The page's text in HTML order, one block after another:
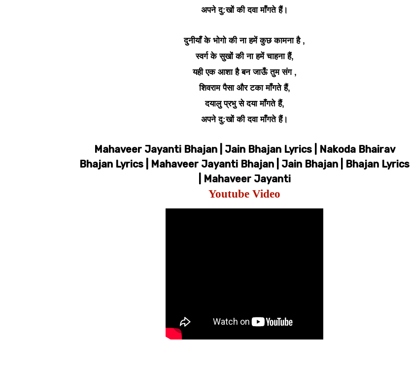
अपने दु:खों की दवा माँगते हैं।
दुनीयाँ के भोगो की ना हमें कुछ कामना है ,
स्वर्ग के सुखों की ना हमें चाहना हैं,
यही एक आशा है बन जाऊँ तुम संग ,
शिवराम पैसा और टका माँगते हैं,
दयालु प्रभु से दया माँगते हैं,
अपने दु:खों की दवा माँगते हैं।
Mahaveer Jayanti Bhajan | Jain Bhajan Lyrics | Nakoda Bhairav
Bhajan Lyrics | Mahaveer Jayanti Bhajan | Jain Bhajan | Bhajan Lyrics
| Mahaveer Jayanti
Youtube Video